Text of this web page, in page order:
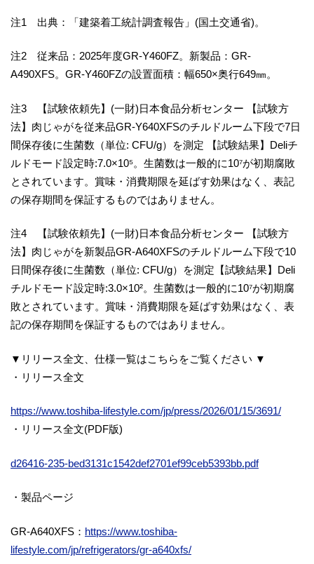
注1 出典：「建築着工統計調査報告」(国土交通省)。
注2 従来品：2025年度GR-Y460FZ。新製品：GR-
A490XFS。GR-Y460FZの設置面積：幅650×奥行649㎜。
注3 【試験依頼先】(一財)日本食品分析センター 【試験方
法】肉じゃがを従来品GR-Y640XFSのチルドルーム下段で7日
間保存後に生菌数（単位: CFU/g）を測定 【試験結果】Deliチ
ルドモード設定時:7.0×10⁵。生菌数は一般的に10⁷が初期腐敗
とされています。賞味・消費期限を延ばす効果はなく、表記
の保存期間を保証するものではありません。
注4 【試験依頼先】(一財)日本食品分析センター 【試験方
法】肉じゃがを新製品GR-A640XFSのチルドルーム下段で10
日間保存後に生菌数（単位: CFU/g）を測定【試験結果】Deli
チルドモード設定時:3.0×10²。生菌数は一般的に10⁷が初期腐
敗とされています。賞味・消費期限を延ばす効果はなく、表
記の保存期間を保証するものではありません。
▼リリース全文、仕様一覧はこちらをご覧ください ▼
・リリース全文
https://www.toshiba-lifestyle.com/jp/press/2026/01/15/3691/
・リリース全文(PDF版)
d26416-235-bed3131c1542def2701ef99ceb5393bb.pdf
・製品ページ
GR-A640XFS： https://www.toshiba-
lifestyle.com/jp/refrigerators/gr-a640xfs/